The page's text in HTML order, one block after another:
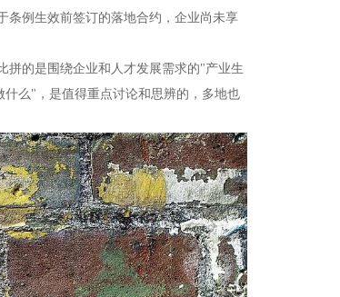
条例生效前签订的落地合约，企业尚未享
拼的是围绕企业和人才发展需求的"产业生
么"，是值得重点讨论和思辨的，多地也